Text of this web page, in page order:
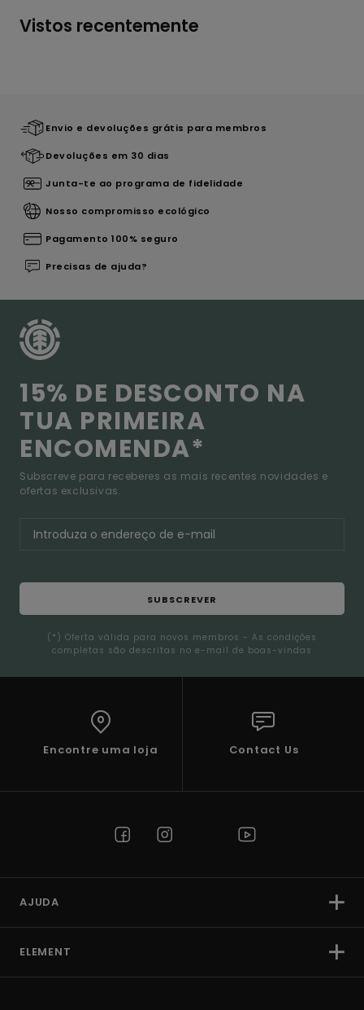
Vistos recentemente
Envio e devoluções grátis para membros
Devoluções em 30 dias
Junta-te ao programa de fidelidade
Nosso compromisso ecológico
Pagamento 100% seguro
Precisas de ajuda?
15% DE DESCONTO NA
TUA PRIMEIRA
ENCOMENDA*
Subscreve para receberes as mais recentes novidades e
ofertas exclusivas.
SUBSCREVER
(*) Oferta válida para novos membros - As condições
completas são descritas no e-mail de boas-vindas
Encontre uma loja Contact Us
AJUDA
ELEMENT